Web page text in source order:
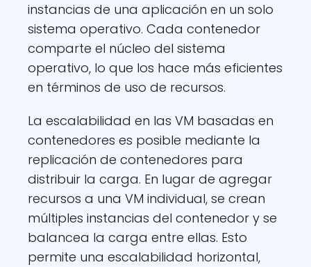
instancias de una aplicación en un solo
sistema operativo. Cada contenedor
comparte el núcleo del sistema
operativo, lo que los hace más eficientes
en términos de uso de recursos.
La escalabilidad en las VM basadas en
contenedores es posible mediante la
replicación de contenedores para
distribuir la carga. En lugar de agregar
recursos a una VM individual, se crean
múltiples instancias del contenedor y se
balancea la carga entre ellas. Esto
permite una escalabilidad horizontal,